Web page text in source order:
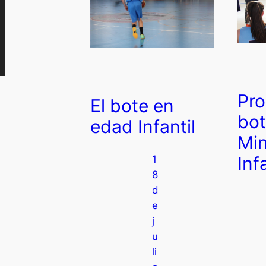
El bote en
edad Infantil
1
8
d
e
j
u
li